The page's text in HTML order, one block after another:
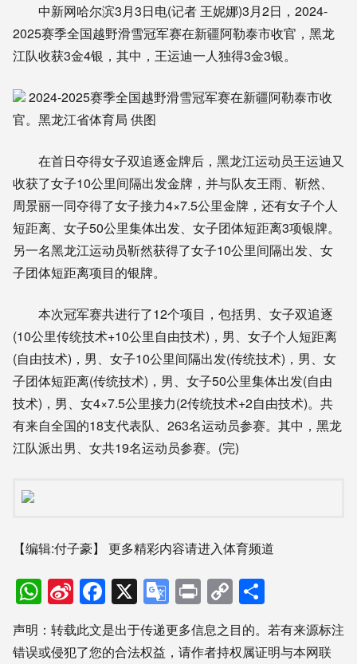
中新网哈尔滨3月3日电(记者 王妮娜)3月2日，2024-
2025赛季全国越野滑雪冠军赛在新疆阿勒泰市收官，黑龙
江队收获3金4银，其中，王运迪一人独得3金3银。
2024-2025赛季全国越野滑雪冠军赛在新疆阿勒泰市收
官。黑龙江省体育局 供图
在首日夺得女子双追逐金牌后，黑龙江运动员王运迪又
收获了女子10公里间隔出发金牌，并与队友王雨、靳然、
周景丽一同夺得了女子接力4×7.5公里金牌，还有女子个人
短距离、女子50公里集体出发、女子团体短距离3项银牌。
另一名黑龙江运动员靳然获得了女子10公里间隔出发、女
子团体短距离项目的银牌。
本次冠军赛共进行了12个项目，包括男、女子双追逐
(10公里传统技术+10公里自由技术)，男、女子个人短距离
(自由技术)，男、女子10公里间隔出发(传统技术)，男、女
子团体短距离(传统技术)，男、女子50公里集体出发(自由
技术)，男、女4×7.5公里接力(2传统技术+2自由技术)。共
有来自全国的18支代表队、263名运动员参赛。其中，黑龙
江队派出男、女共19名运动员参赛。(完)
【编辑:付子豪】 更多精彩内容请进入体育频道
WhatsApp
Sina
Weibo
Facebook
X Google
Translate
PrintCopy
Link享
声明：转载此文是出于传递更多信息之目的。若有来源标注
错误或侵犯了您的合法权益，请作者持权属证明与本网联